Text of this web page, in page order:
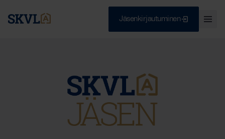
Jäsenkirjautuminen